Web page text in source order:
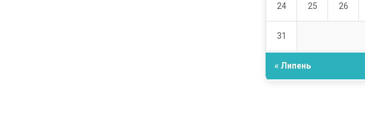
24 25 26
31
« Липень